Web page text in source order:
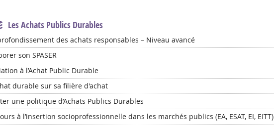
Les Achats Publics Durables
des achats responsables – Niveau avancé
son SPASER
à l’Achat Public Durable
durable sur sa filière d'achat
une politique d’Achats Publics Durables
à l’insertion socioprofessionnelle dans les marchés publics (EA, ESAT, EI, EITT)